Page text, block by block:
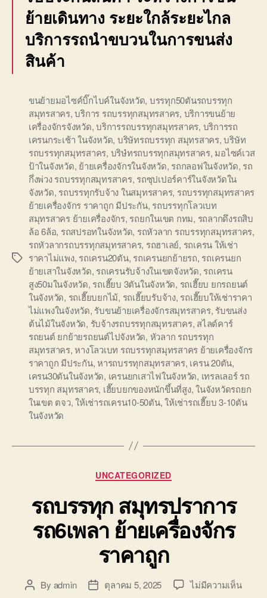
ย้ายเดินทาง ระยะใกล้ระยะไกล
บริการรถนำขบวนในการขนส่ง
สินค้า
Tags
ขนย้ายมอไซค์บิ๊กไบค์ในจังหวัด, บรรทุก50ตันรถบรรทุก
สมุทรสาคร,บริการ รถบรรทุกสมุทรสาคร, บริการขนย้าย
เครื่องจักรจังหวัด,บริการรถบรรทุกสมุทรสาคร, บริการรถ
เครนกระเช้า ในจังหวัด, บริษัทรถบรรทุก สมุทรสาคร,บริษัท
รถบรรทุกสมุทรสาคร, บริษํทรถบรรทุกสมุทรสาคร, มอไซค์เวส
ป้าในจังหวัด, ย้ายเครื่องจักรในจังหวัด, รถกลอฟในจังหวัด, รถ
กึ่งพ่วง รถบรรทุกสมุทรสาคร, รถซุปเปอร์คาร์ในจังหวัดใน
จังหวัด, รถบรรทุกรับจ้าง ในสมุทรสาคร, รถบรรทุกสมุทรสาคร
ย้ายเครื่องจักร ราคาถูก มีประกัน, รถบรรทุกโลวเบท
สมุทรสาคร ย้ายเครื่องจักร, รถยกในเขต กทม, รถลากดึงรถสิบ
ล้อ 6ล้อ, รถสปรอทในจังหวัด, รถหัวลาก รถบรรทุกสมุทรสาคร,
รถหัวลากรถบรรทุกสมุทรสาคร, รถฮาเลย์, รถเครน ให้เช่า
ราคาไม่แพง, รถเครน20ตัน, รถเครนยกย้ายรถ, รถเครนยก
ย้ายเสาในจังหวัด, รถเครนรับจ้างในเขตจังหวัด, รถเครน
สูง50มในจังหวัด, รถเฮี๊ยบ 3ตันในจังหวัด, รถเฮี๊ยบ ยกรถยนต์
ในจังหวัด, รถเฮี๊ยบยกไม้, รถเฮี๊ยบรับจ้าง, รถเฮี๊ยบให้เช่าราคา
ไม่แพงในจังหวัด, รับขนย้ายเครื่องจักรสมุทรสาคร, รับขนส่ง
ต้นไม้ในจังหวัด, รับจ้างรถบรรทุกสมุทรสาคร, สไลด์คาร์
รถยนต์ ยกย้ายรถยนต์ไปจังหวัด, หัวลาก รถบรรทุก
สมุทรสาคร,หางโลวเบท รถบรรทุกสมุทรสาคร ย้ายเครื่องจักร
ราคาถูก มีประกัน,หารถบรรทุกสมุทรสาคร, เครน 20ตัน,
เครน30ตันในจังหวัด, เครนยกเสาไฟในจังหวัด, เทรลเลอร์ รถ
บรรทุก สมุทรสาคร, เฮี๊ยบยกของหนักขึ้นที่สูง,ในจังหวัดรถยก
ในเขต ตจว,ให้เช่ารถเครน10-50ตัน,ให้เช่ารถเฮี๊ยบ 3-10ตัน
ในจังหวัด
Categories
UNCATEGORIZED
รถบรรทุก สมุทรปราการ
รถ6เพลา ย้ายเครื่องจักร
ราคาถูก
PostBy admin
Postตุลาคม 5, 2025 ไม่มีความเห็นบน